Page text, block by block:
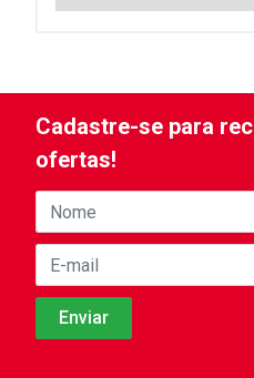
Cadastre-se para
ofertas!